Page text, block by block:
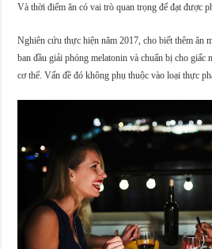
Và thời điểm ăn có vai trò quan trọng để đạt được
Nghiên cứu thực hiện năm 2017, cho biết thêm ăn
ban đầu giải phóng melatonin và chuẩn bị cho giấc
cơ thể. Vấn đề đó không phụ thuộc vào loại thực